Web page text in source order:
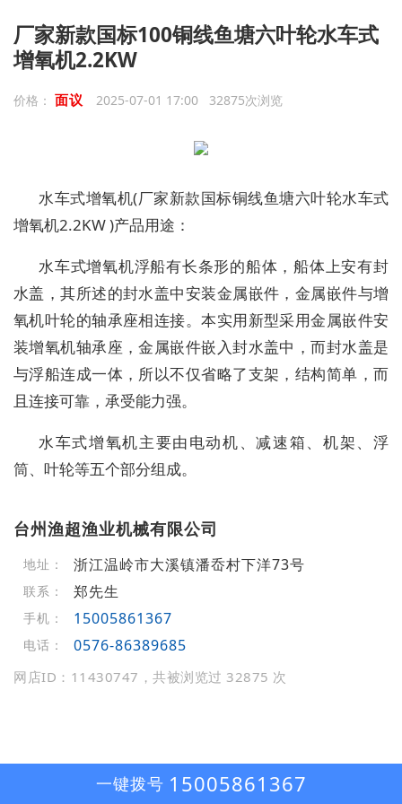
厂家新款国标100铜线鱼塘六叶轮水车式
增氧机2.2KW
价格： 面议 2025-07-01 17:00 32875次浏览
水车式增氧机(厂家新款国标铜线鱼塘六叶轮水车式
增氧机2.2KW )产品用途：
水车式增氧机浮船有长条形的船体，船体上安有封
水盖，其所述的封水盖中安装金属嵌件，金属嵌件与增
氧机叶轮的轴承座相连接。本实用新型采用金属嵌件安
装增氧机轴承座，金属嵌件嵌入封水盖中，而封水盖是
与浮船连成一体，所以不仅省略了支架，结构简单，而
且连接可靠，承受能力强。
水车式增氧机主要由电动机、减速箱、机架、浮
筒、叶轮等五个部分组成。
台州渔超渔业机械有限公司
地址： 浙江温岭市大溪镇潘岙村下洋73号
联系： 郑先生
手机： 15005861367
电话： 0576-86389685
网店ID：11430747，共被浏览过 32875 次
一键拨号 15005861367